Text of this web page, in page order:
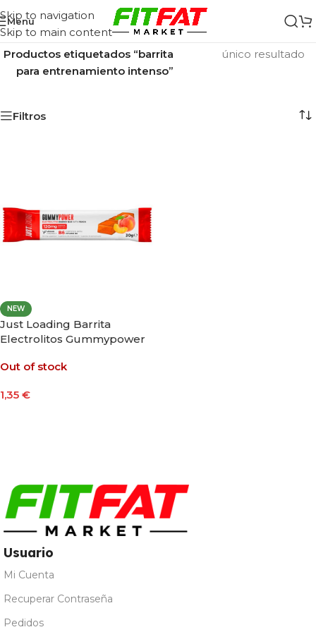
Skip to navigation
Skip to main content
Menu
Inicio/
Productos etiquetados “barrita
para entrenamiento intenso”
único resultado
Filtros
NEW
Just Loading Barrita
Electrolitos Gummypower
Out of stock
1,35 €
Usuario
Mi Cuenta
Recuperar Contraseña
Pedidos